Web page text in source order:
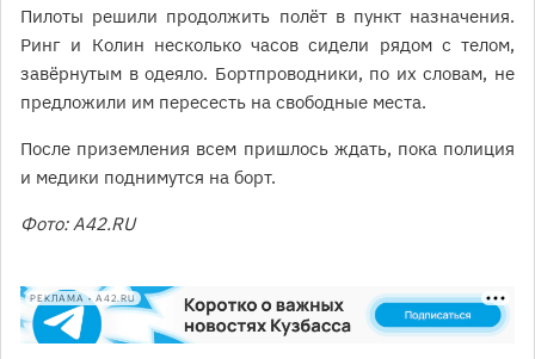
Пилоты решили продолжить полёт в пункт назначения.
Ринг и Колин несколько часов сидели рядом с телом,
завёрнутым в одеяло. Бортпроводники, по их словам, не
предложили им пересесть на свободные места.
После приземления всем пришлось ждать, пока полиция
и медики поднимутся на борт.
Фото: А42.RU
РЕКЛАМА • A42.RU